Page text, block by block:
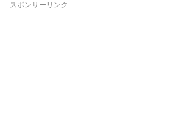
スポンサーリンク